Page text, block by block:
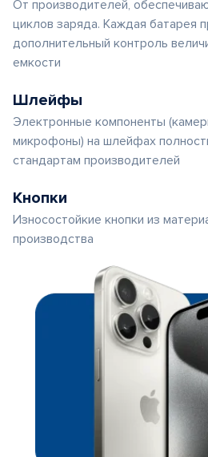
От производителей,
циклов заряда. Каждая батарея
дополнительный контроль
емкости
Шлейфы
Электронные компоненты
микрофоны) на шлейфах
стандартам производителей
Кнопки
Износостойкие кнопки из
производства